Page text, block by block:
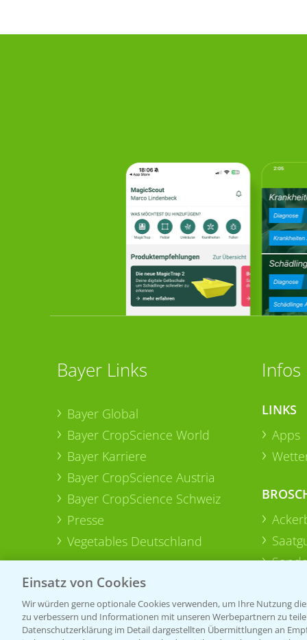
Bayer Links
Bayer Global
Bayer CropScience World
Bayer Karriere
Bayer CropScience Austria
Bayer CropScience Schweiz
Presse
Vegetables Deutschland
Infos
LINKS
Apps
Einsatz von Cookies
Wir würden gerne optionale Cookies verwenden, um Ihre Nutzung
zu verbessern und Informationen mit unseren Werbepartnern zu
Datenschutzerklärung im Detail dargestellten Übermittlungen an